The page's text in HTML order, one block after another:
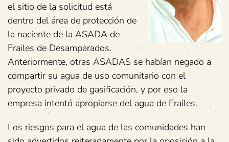
el sitio de la solicitud está
dentro del área de protección de
la naciente de la ASADA de
Frailes de Desamparados.
Anteriormente, otras ASADAS se habían negado a
compartir su agua de uso comunitario con el
proyecto privado de gasificación, y por eso la
empresa intentó apropiarse del agua de Frailes.
Los riesgos para el agua de las comunidades han